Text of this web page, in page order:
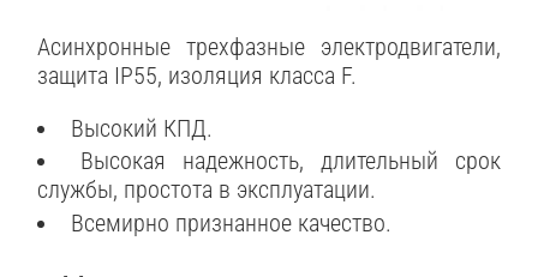
Асинхронные трехфазные электродвигатели,
защита IP55, изоляция класса F.
Высокий КПД.
Высокая надежность, длительный срок
службы, простота в эксплуатации.
Всемирно признанное качество.